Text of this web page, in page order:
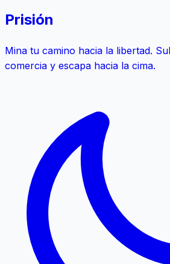
Prisión
Mina tu camino hacia la libertad.
comercia y escapa hacia la cima.